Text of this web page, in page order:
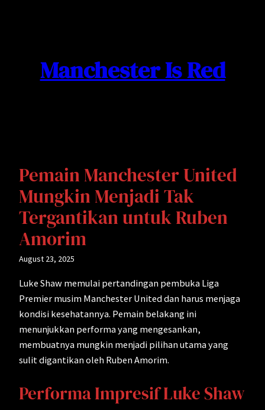
Manchester Is Red
Pemain Manchester United
Mungkin Menjadi Tak
Tergantikan untuk Ruben
Amorim
August 23, 2025
Luke Shaw memulai pertandingan pembuka Liga
Premier musim Manchester United dan harus menjaga
kondisi kesehatannya. Pemain belakang ini
menunjukkan performa yang mengesankan,
membuatnya mungkin menjadi pilihan utama yang
sulit digantikan oleh Ruben Amorim.
Performa Impresif Luke Shaw